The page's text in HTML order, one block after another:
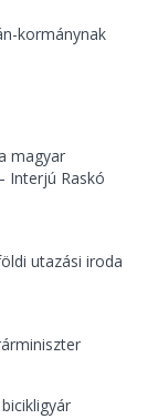
kormánynak
magyar
Interjú Raskó
utazási iroda